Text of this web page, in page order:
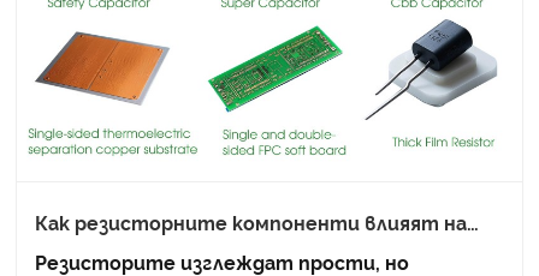
Как резисторните компоненти влияят на
Резисторите изглеждат прости, но